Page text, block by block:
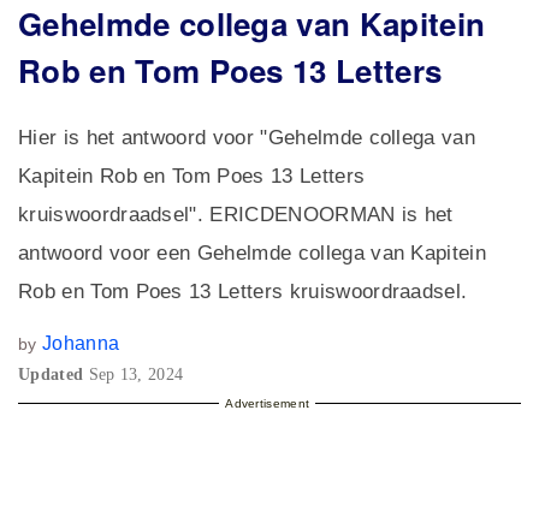
Gehelmde collega van Kapitein
Rob en Tom Poes 13 Letters
Hier is het antwoord voor "Gehelmde collega van
Kapitein Rob en Tom Poes 13 Letters
kruiswoordraadsel". ERICDENOORMAN is het
antwoord voor een Gehelmde collega van Kapitein
Rob en Tom Poes 13 Letters kruiswoordraadsel.
by Johanna
Updated Sep 13, 2024
Advertisement